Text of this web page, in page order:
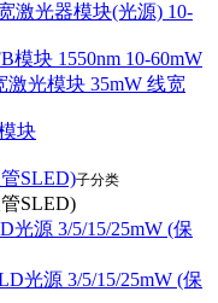
激光器模块(光源) 10-
块 1550nm 10-60mW
激光模块 35mW 线宽
块
SLED)子分类
SLED)
光源 3/5/15/25mW (保
光源 3/5/15/25mW (保